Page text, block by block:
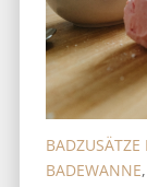
BADZUSÄTZE
BADEWANNE,